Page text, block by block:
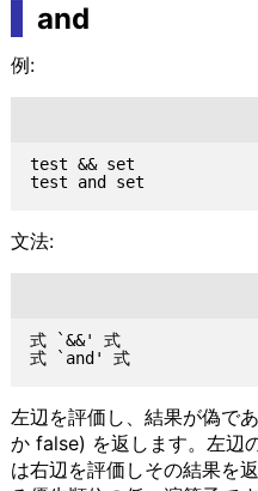
and
例:
test && set
文法:
式 `&&' 式
式 `and' 式
左辺を評価し、結果が偽で
か false) を返します。左辺
は右辺を評価しその結果を